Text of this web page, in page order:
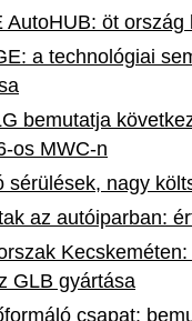
AutoHUB: öt
a technológiai
bemutatja
os MWC-n
sérülések, nagy
az autóiparban:
GLB gyártása
csapat: